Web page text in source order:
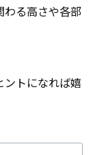
わる高さや各部
ントになれば嬉